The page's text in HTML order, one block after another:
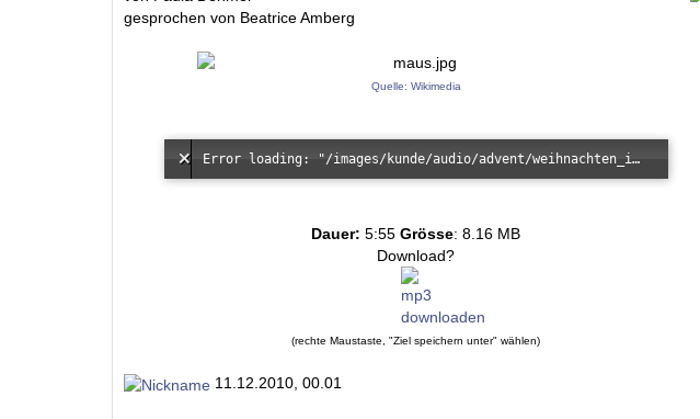
gesprochen von Beatrice Amberg
Quelle: Wikimedia
Error loading: "/images/kunde/audio/advent/weihnachten_in_der_speisekammer.mp3"
Dauer: 5:55 Grösse: 8.16 MB
Download?
(rechte Maustaste, "Ziel speichern unter" wählen)
11.12.2010, 00.01